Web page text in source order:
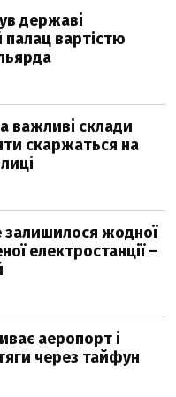
державі
вартістю
важливі склади
скаржаться на
залишилося жодної
електростанції –
аеропорт і
через тайфун